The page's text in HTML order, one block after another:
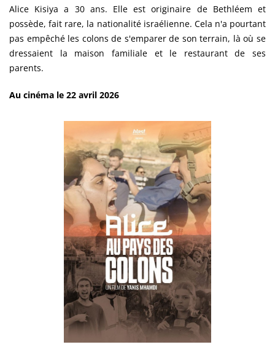
Alice Kisiya a 30 ans. Elle est originaire de Bethléem et
possède, fait rare, la nationalité israélienne. Cela n'a pourtant
pas empêché les colons de s'emparer de son terrain, là où se
dressaient la maison familiale et le restaurant de ses
parents.
Au cinéma le 22 avril 2026